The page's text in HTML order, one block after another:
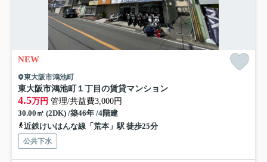
NEW
東大阪市鴻池町
東大阪市鴻池町１丁目の賃貸マンション
4.5万円 管理/共益費3,000円
30.00㎡ (2DK) /築46年 /4階建
近鉄けいはんな線「荒本」駅 徒歩25分
公共下水